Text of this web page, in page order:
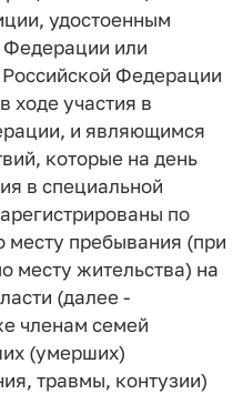
удостоенным
Федерации или
Федерации
ходе участия в
и являющимся
которые на день
в специальной
по
месту пребывания (при
месту жительства) на
(далее -
членам семей
(умерших)
травмы, контузии)